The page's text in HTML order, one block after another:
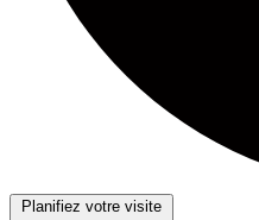
Planifiez votre visite